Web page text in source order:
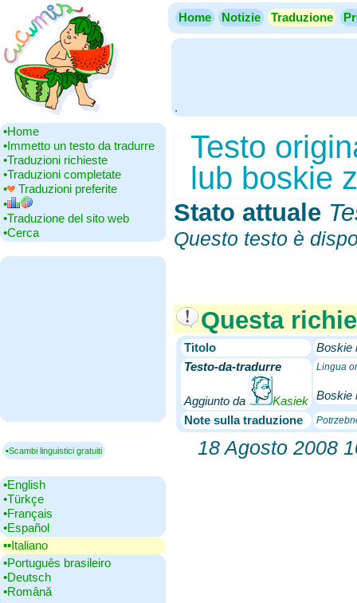
Home Notizie Traduzione
.
•‎Home
•‎Immetto un testo da tradurre
•‎Traduzioni richieste
•‎Traduzioni completate
•‎
Traduzioni preferite
•‎
•‎Traduzione del sito web
•‎Cerca
▪Scambi linguistici gratuiti
•‎English
•‎Türkçe
•‎Français
•‎Español
▪▪‎Italiano
•‎Português brasileiro
•‎Deutsch
•‎Română
Testo
lub boskie
Stato attuale
Questo testo è
Questa
Titolo
Boskie
Testo-da-tradurre
Aggiunto da Kasiek
Lingua
Boskie
Note sulla traduzione
18 Agosto 2008